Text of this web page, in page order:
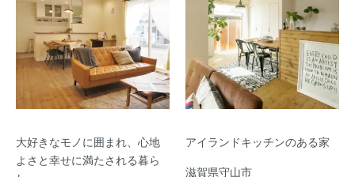
大好きなモノに囲まれ、心地
よさと幸せに満たされる暮ら
アイランドキッチンのある家
滋賀県守山市